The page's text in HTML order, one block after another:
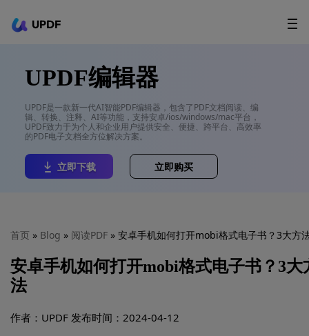
UPDF
AI Agents
用户指南
升级会员
UPDF编辑器
UPDF是一款新一代AI智能PDF编辑器，包含了PDF文档阅读、编
辑、转换、注释、AI等功能，支持安卓/ios/windows/mac平台，
UPDF致力于为个人和企业用户提供安全、便捷、跨平台、高效率
的PDF电子文档全方位解决方案。
立即下载 立即购买
首页 » Blog » 阅读PDF » 安卓手机如何打开mobi格式电子书？3大方
安卓手机如何打开mobi格式电子书？3大
法
作者：UPDF 发布时间：2024-04-12